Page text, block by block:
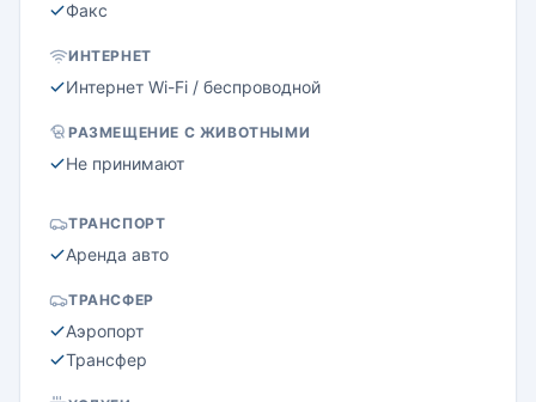
Факс
ИНТЕРНЕТ
Интернет Wi-Fi / беспроводной
РАЗМЕЩЕНИЕ С ЖИВОТНЫМИ
Не принимают
ТРАНСПОРТ
Аренда авто
ТРАНСФЕР
Аэропорт
Трансфер